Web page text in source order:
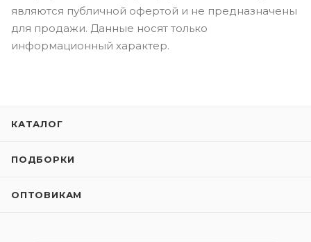
являются публичной офертой и не предназначены
для продажи. Данные носят только
информационный характер.
КАТАЛОГ
ПОДБОРКИ
ОПТОВИКАМ